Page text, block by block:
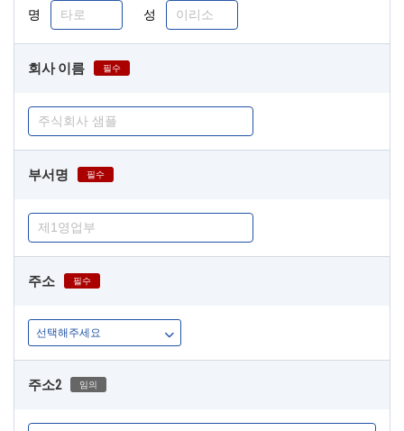
명 성
회사 이름 필수
부서명 필수
주소 필수
주소2 임의